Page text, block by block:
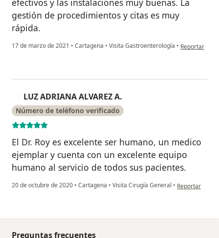
efectivos y las instalaciones muy buenas. La
gestión de procedimientos y citas es muy
rápida.
17 de marzo de 2021 • Cartagena • Visita Gastroenterología • en opinión
Reportar
LUZ ADRIANA ALVAREZ A.
Número de teléfono verificado
El Dr. Roy es excelente ser humano, un medico
ejemplar y cuenta con un excelente equipo
humano al servicio de todos sus pacientes.
20 de octubre de 2020 • Cartagena • Visita Cirugía General • en opinión del
Reportar
Preguntas frecuentes